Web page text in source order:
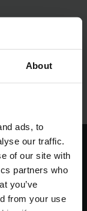
About
ads, to
our traffic.
of our site with
partners who
you’ve
from your use